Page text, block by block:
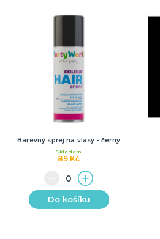
Barevný sprej na vlasy - černý
89 Kč
Skladem
Do košíku